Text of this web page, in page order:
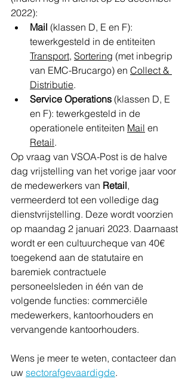
2022):
Mail (klassen D, E en F):
tewerkgesteld in de entiteiten
Transport, Sortering (met inbegrip
van EMC-Brucargo) en Collect &
Distributie.
Service Operations (klassen D, E
en F): tewerkgesteld in de
operationele entiteiten Mail en
Retail.
Op vraag van VSOA-Post is de halve
dag vrijstelling van het vorige jaar voor
de medewerkers van Retail,
vermeerderd tot een volledige dag
dienstvrijstelling. Deze wordt voorzien
op maandag 2 januari 2023. Daarnaast
wordt er een cultuurcheque van 40€
toegekend aan de statutaire en
baremiek contractuele
personeelsleden in één van de
volgende functies: commerciële
medewerkers, kantoorhouders en
vervangende kantoorhouders.
Wens je meer te weten, contacteer dan
uw sectorafgevaardigde.